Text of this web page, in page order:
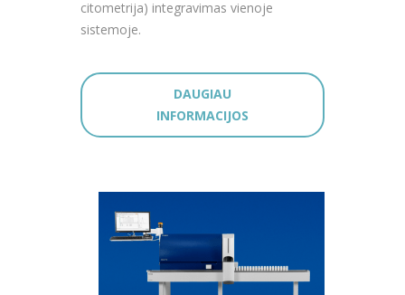
citometrija) integravimas vienoje
sistemoje.
DAUGIAU
INFORMACIJOS